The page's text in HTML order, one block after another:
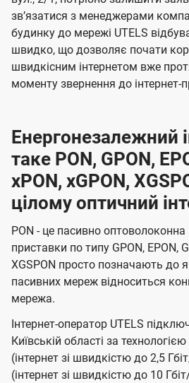
звʼязатися з менеджерами
будинку до мережі UTELS
швидко, що дозволяє почати
швидкісним інтернетом вже
моменту звернення до інтернет-
Енергонезалежний
таке PON, GPON,
xPON, xGPON,
цілому оптичний
PON - це пасивно
приставки по типу GPON, EPON,
XGSPON просто позначають до
пасивних мереж відноситься
мережа.
Інтернет-оператор UTELS
Київській області за
(інтернет зі швидкістю до 2,5
(інтернет зі швидкістю до 10